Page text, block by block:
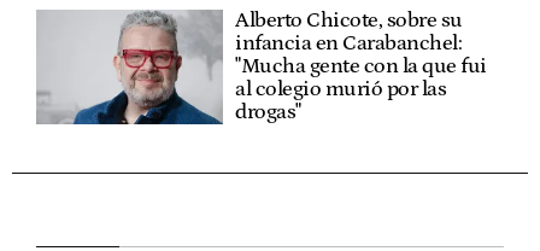
Alberto Chicote, sobre su
infancia en Carabanchel:
"Mucha gente con la que fui
al colegio murió por las
drogas"